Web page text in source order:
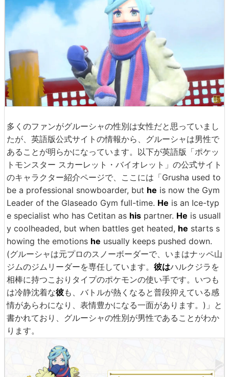
多くのファンがグルーシャの性別は女性だと思っていまし
たが、英語版公式サイトの情報から、グルーシャは男性で
あることが明らかになっています。以下が英語版「ポケッ
トモンスター スカーレット・バイオレット」の公式サイト
のキャラクター紹介ページで、ここには「Grusha used to
be a professional snowboarder, but he is now the Gym
Leader of the Glaseado Gym full-time. He is an Ice-typ
e specialist who has Cetitan as his partner. He is usuall
y coolheaded, but when battles get heated, he starts s
howing the emotions he usually keeps pushed down.
(グルーシャは元プロのスノーボーダーで、いまはナッペ山
ジムのジムリーダーを専任しています。 彼はハルクジラを
相棒に持つこおりタイプのポケモンの使い手です。いつも
は冷静沈着な彼も、バトルが熱くなると普段抑えている感
情があらわになり、表情豊かになる一面があります。)」と
書かれており、グルーシャの性別が男性であることがわか
ります。